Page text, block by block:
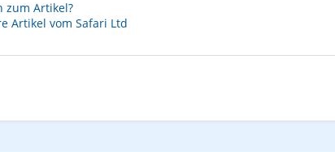
zum Artikel?
Artikel vom Safari Ltd